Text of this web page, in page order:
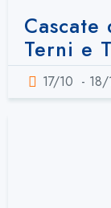
Terni e
17/10 - 18/